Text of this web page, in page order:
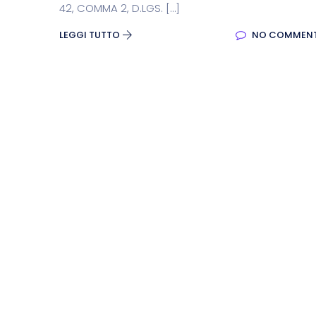
42, COMMA 2, D.LGS. […]
LEGGI TUTTO NO